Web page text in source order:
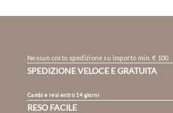
Nessun costo spedizione su importo min. € 100
SPEDIZIONE VELOCE E GRATUITA
Cambi e resi entro 14 giorni
RESO FACILE